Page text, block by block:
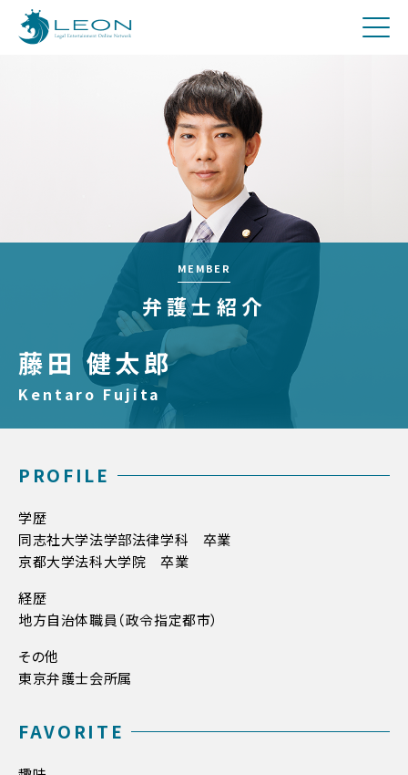
費用について
MEMBER
弁護士紹介
藤田 健太郎
Kentaro Fujita
PROFILE
学歴
同志社大学法学部法律学科 卒業
京都大学法科大学院 卒業
経歴
地方自治体職員（政令指定都市）
その他
東京弁護士会所属
FAVORITE